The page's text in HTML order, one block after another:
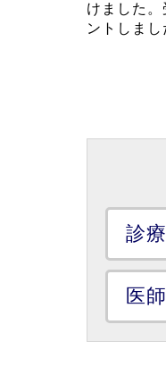
けました
ントしまし
診
医師